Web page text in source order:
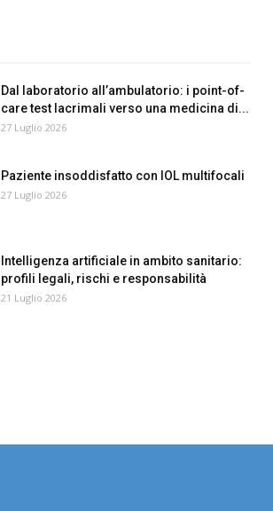
Dal laboratorio all’ambulatorio: i point-of-
care test lacrimali verso una medicina di...
27 Luglio 2026
Paziente insoddisfatto con IOL multifocali
27 Luglio 2026
Intelligenza artificiale in ambito sanitario:
profili legali, rischi e responsabilità
21 Luglio 2026